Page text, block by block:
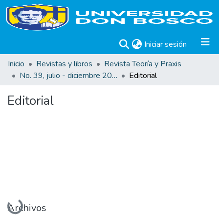
Iniciar sesión (current)
Inicio
Revistas y libros
Revista Teoría y Praxis
No. 39, julio - diciembre 2021
Editorial
Editorial
Cargando...
Archivos